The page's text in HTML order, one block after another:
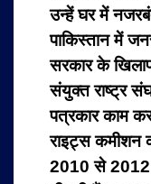
उन्हें घर में
पाकिस्तान में
सरकार के
संयुक्त राष्ट्र संघ
पत्रकार काम
राइट्स कमीशन
2010 से 2012